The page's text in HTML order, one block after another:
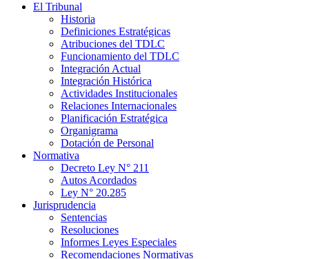
El Tribunal
Historia
Definiciones Estratégicas
Atribuciones del TDLC
Funcionamiento del TDLC
Integración Actual
Integración Histórica
Actividades Institucionales
Relaciones Internacionales
Planificación Estratégica
Organigrama
Dotación de Personal
Normativa
Decreto Ley N° 211
Autos Acordados
Ley N° 20.285
Jurisprudencia
Sentencias
Resoluciones
Informes Leyes Especiales
Recomendaciones Normativas